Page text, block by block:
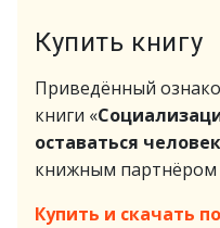
Купить книгу
Приведённый
книги «
оставаться
книжным
Купить и скачать